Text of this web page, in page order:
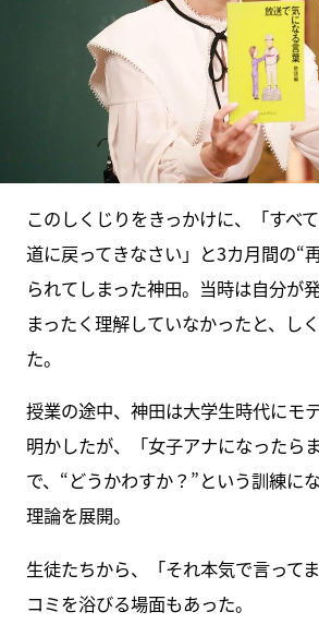
このしくじりをきっかけに、「すべ
道に戻ってきなさい」と3カ月間の“
られてしまった神田。当時は自分が
まったく理解していなかったと、し
た。
授業の途中、神田は大学生時代にモ
明かしたが、「女子アナになったら
で、“どうかわすか？”という訓練に
理論を展開。
生徒たちから、「それ本気で言って
コミを浴びる場面もあった。